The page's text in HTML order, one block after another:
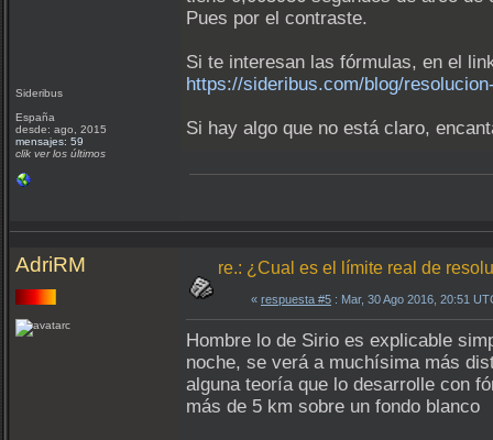
Sideribus
España
desde: ago, 2015
mensajes: 59
clik ver los últimos
Pues por el contraste.
Si te interesan las fórmulas, en el
https://sideribus.com/blog/
Si hay algo que no está claro,
AdriRM re.: ¿Cual es el límite real de
« respuesta #5 : Mar, 30 Ago 2016, 20:51
Hombre lo de Sirio es explicable
noche, se verá a muchísima más
alguna teoría que lo desarrolle con
más de 5 km sobre un fondo blanco